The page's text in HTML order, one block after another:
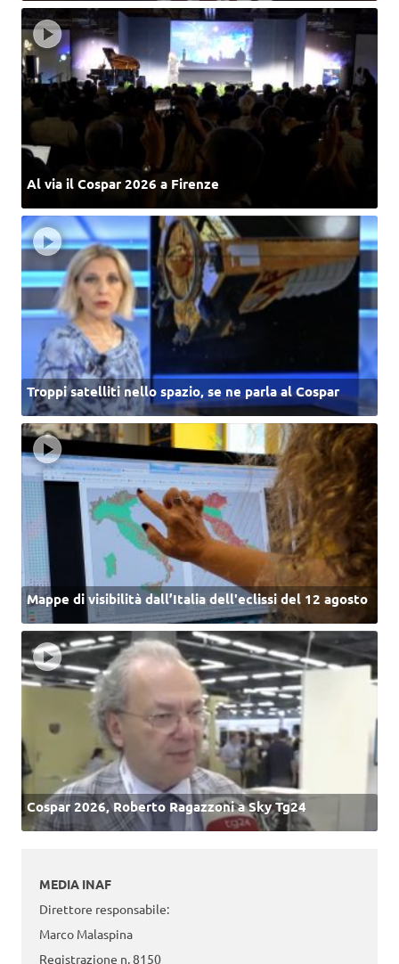
Al via il Cospar 2026 a Firenze
Troppi satelliti nello spazio, se ne parla al Cospar
Mappe di visibilità dall’Italia dell'eclissi del 12 agosto
Cospar 2026, Roberto Ragazzoni a Sky Tg24
MEDIA INAF
Direttore responsabile:
Marco Malaspina
Registrazione n. 8150